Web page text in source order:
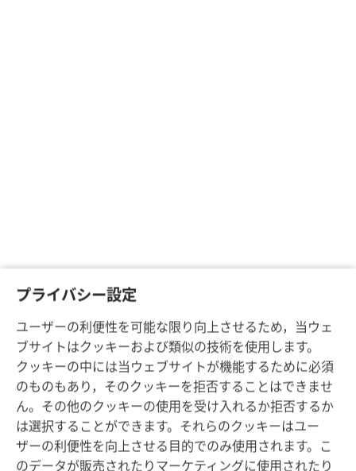
プライバシー設定
ユーザーの利便性を可能な限り向上させるため，当ウェ
ブサイトはクッキーおよび類似の技術を使用します。
クッキーの中には当ウェブサイトが機能するために必須
のものもあり，そのクッキーを拒否することはできませ
ん。その他のクッキーの使用を受け入れるか拒否するか
は選択することができます。それらのクッキーはユー
ザーの利便性を向上させる目的でのみ使用されます。こ
のデータが販売されたりマーケティングに使用されたり